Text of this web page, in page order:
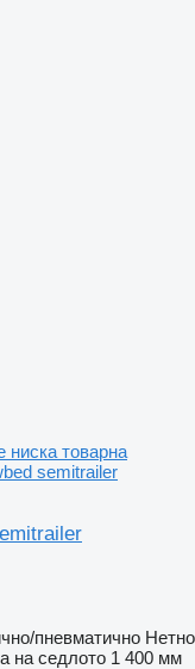
ниска товарна
semitrailer
пневматично Нетно
на седлото 1 400 мм